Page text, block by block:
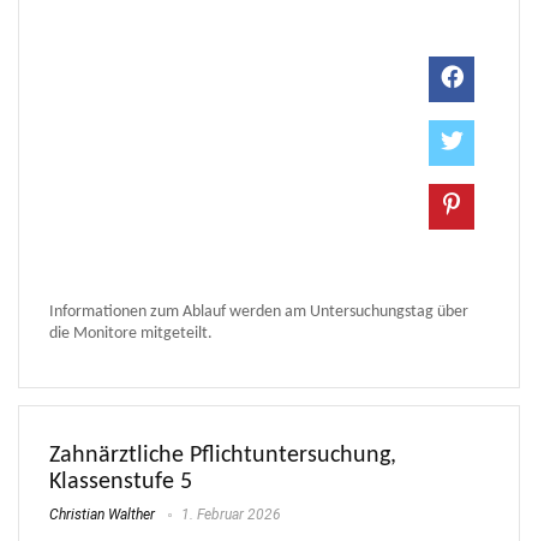
Informationen zum Ablauf werden am Untersuchungstag über
die Monitore mitgeteilt.
Zahnärztliche Pflichtuntersuchung,
Klassenstufe 5
Christian Walther 1. Februar 2026